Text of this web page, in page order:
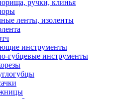
ручки, клинья
ленты, изоленты
инструменты
губцевые инструменты